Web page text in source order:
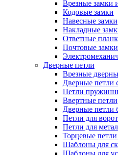
Врезные замки
Кодовые замки
Навесные замки
Накладные
Ответные
Почтовые замки
Дверные петли
Врезные
Дверные петли
Петли
Ввертные петли
Дверные петли
Петли для
Петли для
Торцевые
Шаблоны для
Шаблоны для